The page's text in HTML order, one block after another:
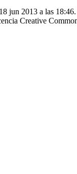
jun 2013 a las 18:46.
Creative